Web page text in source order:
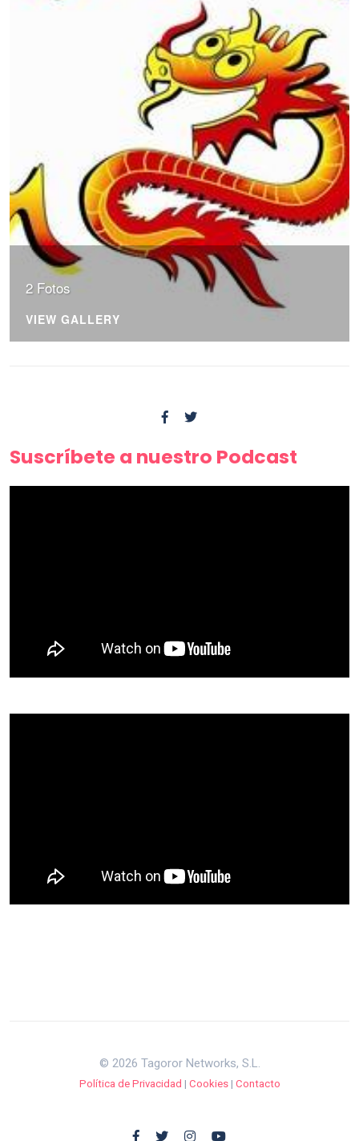
2 Fotos
VIEW GALLERY
Suscríbete a nuestro Podcast
© 2026 Tagoror Networks, S.L.
Política de Privacidad | Cookies| Contacto